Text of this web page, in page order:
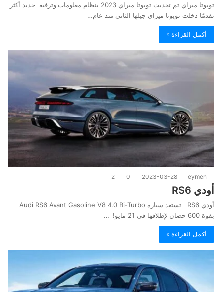
تويوتا ميراي تم تحديث تويوتا ميراي 2023 بنظام معلومات وترفيه جديد أكثر
تقدمًا دخلت تويوتا ميراي جيلها الثاني منذ عام…
أكمل القراءة »
eymen
2023-03-28
0
2
أودي RS6
أودي RS6 تستعد سيارة Audi RS6 Avant Gasoline V8 4.0 Bi-Turbo
بقوة 600 حصان لإطلاقها في 21 مايو! …
أكمل القراءة »